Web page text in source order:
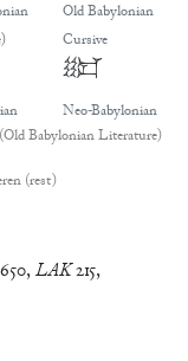
Old Babylonian
Cursive
𒊬
Neo-Babylonian
Babylonian Literature)
(rest)
650,LAK215,